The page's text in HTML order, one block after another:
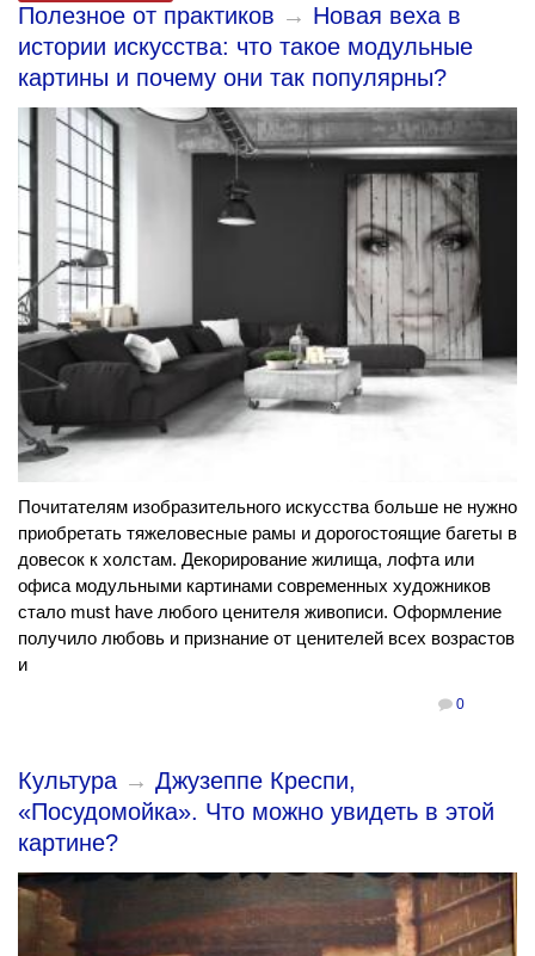
Полезное от практиков → Новая веха в
истории искусства: что такое модульные
картины и почему они так популярны?
Почитателям изобразительного искусства больше не нужно
приобретать тяжеловесные рамы и дорогостоящие багеты в
довесок к холстам. Декорирование жилища, лофта или
офиса модульными картинами современных художников
стало must have любого ценителя живописи. Оформление
получило любовь и признание от ценителей всех возрастов
и
0
Культура → Джузеппе Креспи,
«Посудомойка». Что можно увидеть в этой
картине?